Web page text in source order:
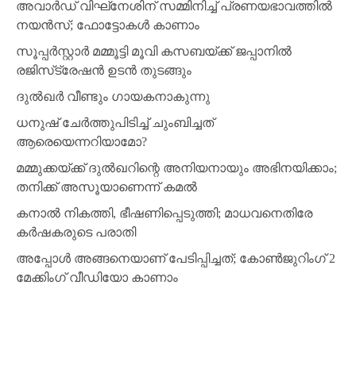
അവാര്‍ഡ് വിഘ്‌നേശിന് സമ്മിനിച്ച് പ്രണയഭാവത്തില്‍
നയന്‍സ്; ഫോട്ടോകള്‍ കാണാം
സൂപ്പര്‍സ്റ്റാര്‍ മമ്മൂട്ടി മൂവി കസബയ്ക്ക് ജപ്പാനില്‍
രജിസ്‌ട്രേഷന്‍ ഉടന്‍ തുടങ്ങും
ദുല്‍ഖര്‍ വീണ്ടും ഗായകനാകുന്നു
ധനുഷ് ചേര്‍ത്തുപിടിച്ച് ചുംബിച്ചത്
ആരെയെന്നറിയാമോ?
മമ്മുക്കയ്ക്ക് ദുല്‍ഖറിന്റെ അനിയനായും അഭിനയിക്കാം;
തനിക്ക് അസൂയാണെന്ന് കമല്‍
കനാല്‍ നികത്തി, ഭീഷണിപ്പെടുത്തി; മാധവനെതിരേ
കര്‍ഷകരുടെ പരാതി
അപ്പോള്‍ അങ്ങനെയാണ് പേടിപ്പിച്ചത്; കോണ്‍ജുറിംഗ് 2
മേക്കിംഗ് വീഡിയോ കാണാം